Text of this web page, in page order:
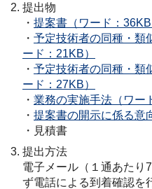
提出物
・ 提案書（ワード：36KB
・ 予定技術者の同種・類
ード：21KB）
・ 予定技術者の同種・類
ード：27KB）
・ 業務の実施手法（ワー
・ 提案書の開示に係る意
・見積書
提出方法
電子メール（１通あたり
ず電話による到着確認を